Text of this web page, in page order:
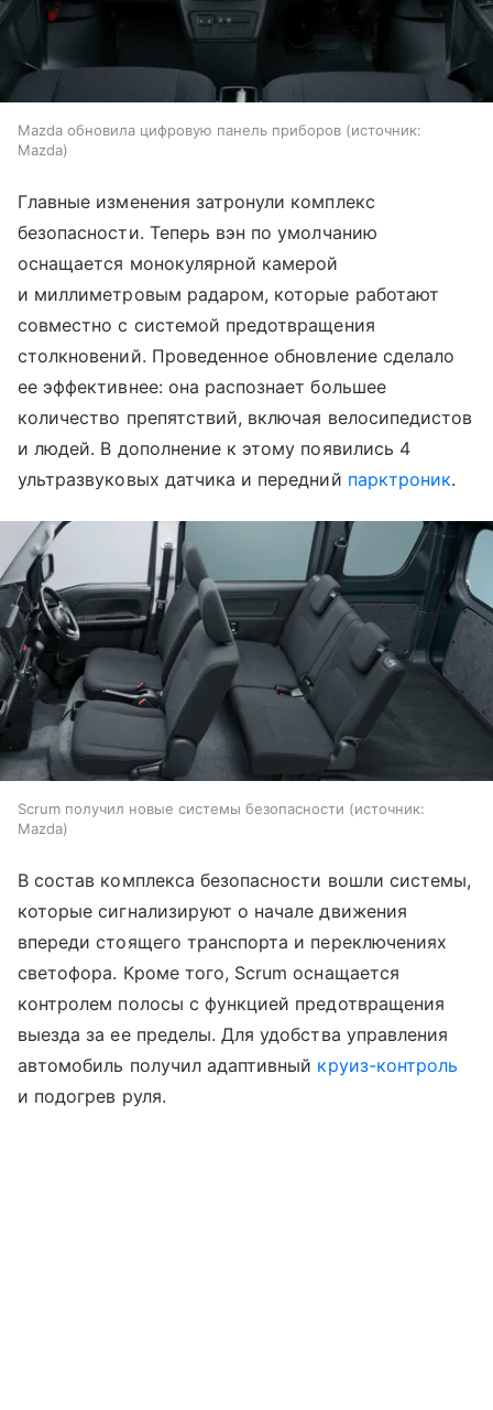
Mazda обновила цифровую панель приборов
источник:
Mazda
Главные изменения затронули комплекс
безопасности. Теперь вэн по умолчанию
оснащается монокулярной камерой
и миллиметровым радаром, которые работают
совместно с системой предотвращения
столкновений. Проведенное обновление сделало
ее эффективнее: она распознает большее
количество препятствий, включая велосипедистов
и людей. В дополнение к этому появились 4
ультразвуковых датчика и передний парктроник.
Scrum получил новые системы безопасности
источник:
Mazda
В состав комплекса безопасности вошли системы,
которые сигнализируют о начале движения
впереди стоящего транспорта и переключениях
светофора. Кроме того, Scrum оснащается
контролем полосы с функцией предотвращения
выезда за ее пределы. Для удобства управления
автомобиль получил адаптивный круиз-контроль
и подогрев руля.